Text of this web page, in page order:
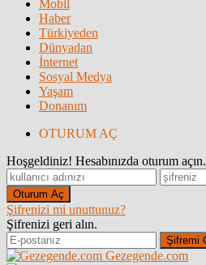
Mobil
Haber
Türkiyeden
Dünyadan
İnternet
Sosyal Medya
Yaşam
Donanım
OTURUM AÇ
Hoşgeldiniz! Hesabınızda oturum açın.
Şifrenizi mi unuttunuz?
Şifrenizi geri alın.
Gezegende.com